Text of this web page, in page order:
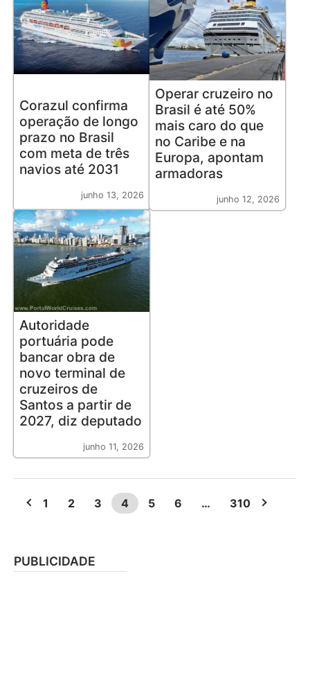
Corazul confirma
operação de longo
prazo no Brasil
com meta de três
navios até 2031
junho 13, 2026
Operar cruzeiro no
Brasil é até 50%
mais caro do que
no Caribe e na
Europa, apontam
armadoras
junho 12, 2026
Autoridade
portuária pode
bancar obra de
novo terminal de
cruzeiros de
Santos a partir de
2027, diz deputado
junho 11, 2026
1 2 3 4 5 6 … 310
PUBLICIDADE